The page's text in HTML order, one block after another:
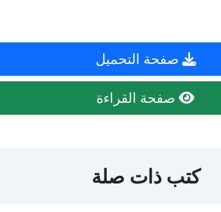
صفحة التحميل
صفحة القراءة
كتب ذات صلة